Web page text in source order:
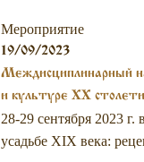
Мероприятие
19/09/2023
Междисциплинарный
и культуре XX
28-29 сентября 2023
усадьбе XIX века: